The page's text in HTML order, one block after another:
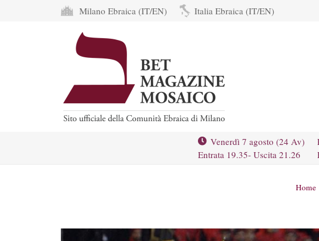
Milano Ebraica (IT/EN) Italia Ebraica (IT/EN)
Venerdì 7 agosto (24 Av)
Entrata 19.35- Uscita 21.26
Home